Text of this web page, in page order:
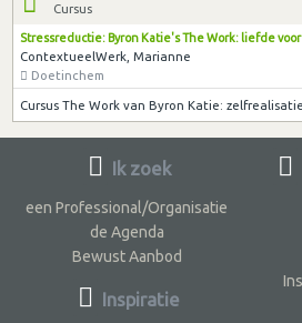
Cursus
Stressreductie: Byron Katie's The Work: liefde
ContextueelWerk, Marianne
Doetinchem
Cursus The Work van Byron Katie: zelfrealisatie
Ik zoek
een Professional/Organisatie
de Agenda
Bewust Aanbod
Inspiratie